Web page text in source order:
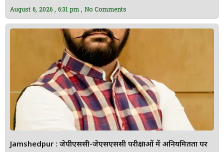
August 6, 2026 6:31 pm No Comments
Jamshedpur : जेपीएससी-जेएसएससी परीक्षाओं में अनियमितता पर